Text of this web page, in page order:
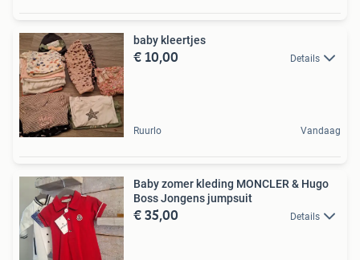
baby kleertjes
€ 10,00 Details
Ruurlo Vandaag
Baby zomer kleding MONCLER & Hugo
Boss Jongens jumpsuit
€ 35,00 Details